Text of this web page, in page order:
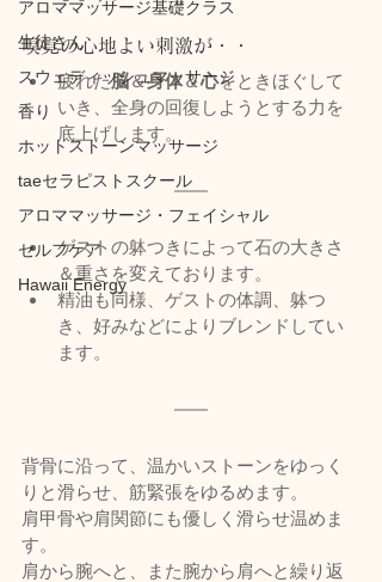
アロママッサージ基礎クラス
生徒さん
スウェディッシュマッサージ
香り
ホットストーンマッサージ
taeセラピストスクール
アロママッサージ・フェイシャル
セルフケア
Hawaii Energy
嗅覚の心地よい刺激が・・
疲れた脳＆身体＆心をときほぐして
いき、全身の回復しようとする力を
底上げします。
ゲストの躰つきによって石の大きさ
＆重さを変えております。
精油も同様、ゲストの体調、躰つ
き、好みなどによりブレンドしてい
ます。
背骨に沿って、温かいストーンをゆっく
りと滑らせ、筋緊張をゆるめます。
肩甲骨や肩関節にも優しく滑らせ温めま
す。
肩から腕へと、また腕から肩へと繰り返